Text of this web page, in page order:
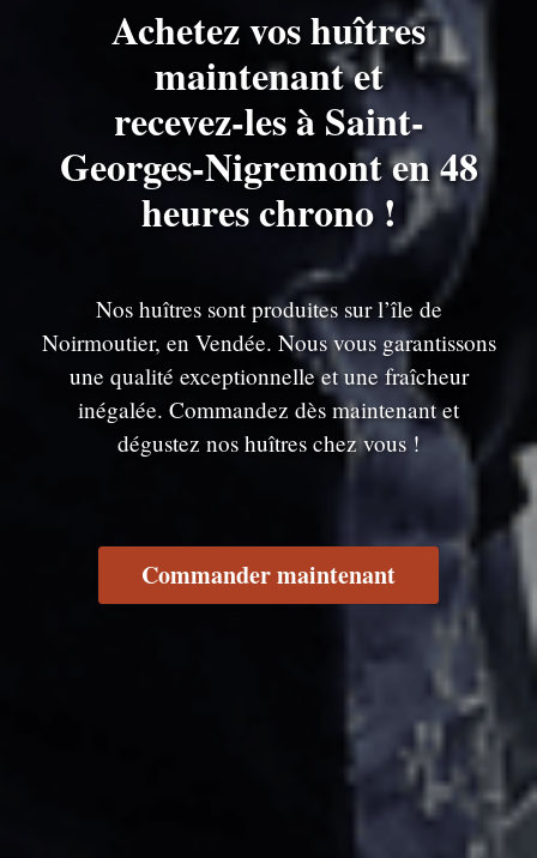
Achetez vos huîtres
maintenant et
recevez-les à Saint-
Georges-Nigremont en 48
heures chrono !
Nos huîtres sont produites sur l’île de
Noirmoutier, en Vendée. Nous vous garantissons
une qualité exceptionnelle et une fraîcheur
inégalée. Commandez dès maintenant et
dégustez nos huîtres chez vous !
Commander maintenant